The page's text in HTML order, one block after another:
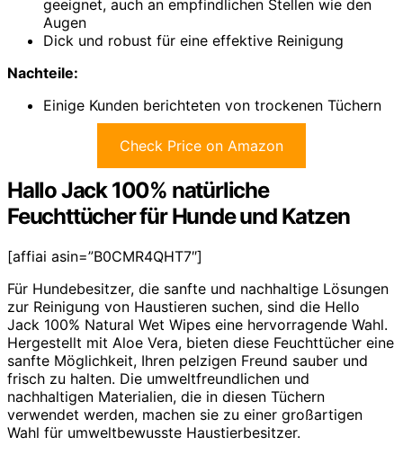
geeignet, auch an empfindlichen Stellen wie den
Augen
Dick und robust für eine effektive Reinigung
Nachteile:
Einige Kunden berichteten von trockenen Tüchern
Check Price on Amazon
Hallo Jack 100% natürliche
Feuchttücher für Hunde und Katzen
[affiai asin=”B0CMR4QHT7″]
Für Hundebesitzer, die sanfte und nachhaltige Lösungen
zur Reinigung von Haustieren suchen, sind die Hello
Jack 100% Natural Wet Wipes eine hervorragende Wahl.
Hergestellt mit Aloe Vera, bieten diese Feuchttücher eine
sanfte Möglichkeit, Ihren pelzigen Freund sauber und
frisch zu halten. Die umweltfreundlichen und
nachhaltigen Materialien, die in diesen Tüchern
verwendet werden, machen sie zu einer großartigen
Wahl für umweltbewusste Haustierbesitzer.